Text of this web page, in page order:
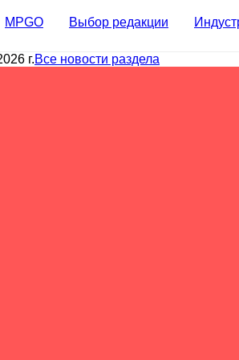
MPGO Выбор редакции
г.Все новости раздела